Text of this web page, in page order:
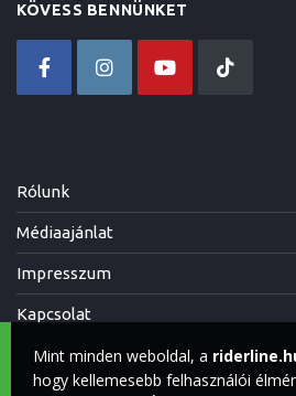
KÖVESS BENNÜNKET
Rólunk
Médiaajánlat
Impresszum
Kapcsolat
Mint minden weboldal, a
hogy kellemesebb felhasználói